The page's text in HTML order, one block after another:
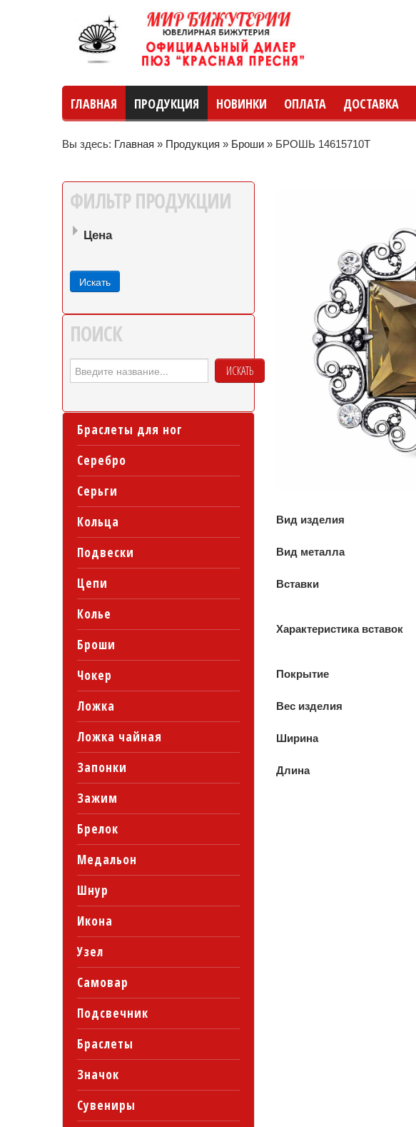
ГЛАВНАЯ ПРОДУКЦИЯ НОВИНКИ ОПЛАТА ДОСТАВКА
Вы здесь: Главная » Продукция » Броши » БРОШЬ 14615710Т
ФИЛЬТР ПРОДУКЦИИ
Цена
ПОИСК
ИСКАТЬ
Браслеты для ног
Серебро
Серьги
Кольца
Подвески
Цепи
Колье
Броши
Чокер
Ложка
Ложка чайная
Запонки
Зажим
Брелок
Медальон
Шнур
Икона
Узел
Самовар
Подсвечник
Браслеты
Значок
Сувениры
Вид изделия
Вид металла
Вставки
Характеристика вставок
Покрытие
Вес изделия
Ширина
Длина